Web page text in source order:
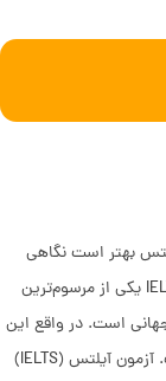
بهتر است نگاهی
نگذرا بیندازیم بر خود آزمون آیلتس. ناگفته پیداست IELTS یکی از مرسوم‌‌تر‌ین
است. در واقع این
آزمون جهت سنجش دانش زبانی افراد واجد شرایط است. آزمون آیلتس (IELTS)